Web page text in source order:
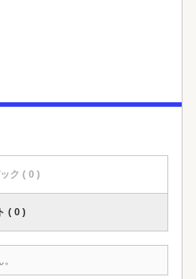
ク ( 0 )
( 0 )